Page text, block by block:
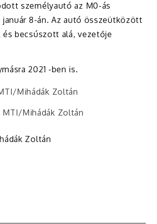
személyautó az M0-ás
január 8-án. Az autó összeütközött
és becsúszott alá, vezetője
2021 -ben is.
MTI/Mihádák Zoltán
Zoltán